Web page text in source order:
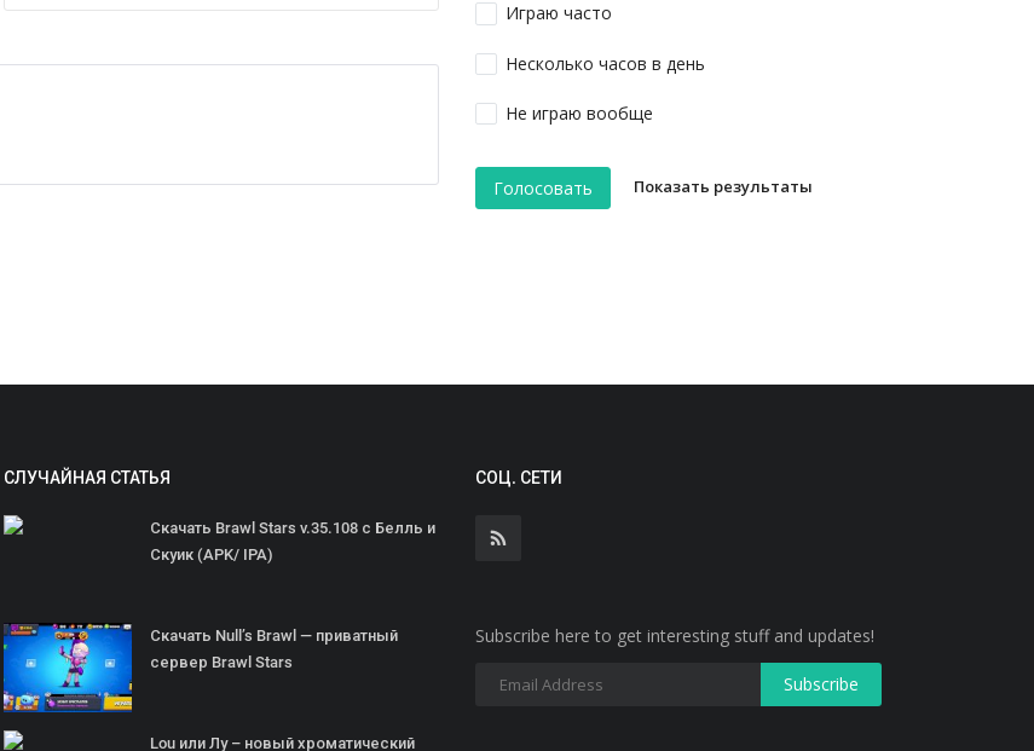
Играю часто
Несколько часов в день
Не играю вообще
Голосовать Показать результаты
СЛУЧАЙНАЯ СТАТЬЯ
Скачать Brawl Stars v.35.108 с Белль и
Скуик (APK/ IPA)
Скачать Null’s Brawl — приватный
сервер Brawl Stars
Lou или Лу – новый хроматический
СОЦ. СЕТИ
Subscribe here to get interesting stuff and updates!